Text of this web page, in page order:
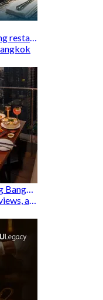
Enjoy up to THB 400 off at participating restaurants.
Romantic Rooftop Dining with Stunning Bangkok Views
Enjoy premium rooftop dining, skyline views, and exclusive Hungry Hub deals together